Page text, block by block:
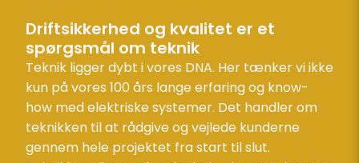
Driftsikkerhed og kvalitet er et
spørgsmål om teknik
Teknik ligger dybt i vores DNA. Her tænker vi ikke
kun på vores 100 års lange erfaring og know-
how med elektriske systemer. Det handler om
teknikken til at rådgive og vejlede kunderne
gennem hele projektet fra start til slut.